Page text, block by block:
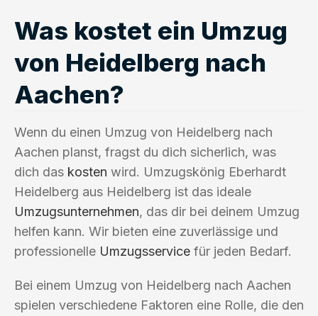
Was kostet ein Umzug
von Heidelberg nach
Aachen?
Wenn du einen Umzug von Heidelberg nach
Aachen planst, fragst du dich sicherlich, was
dich das kosten wird. Umzugskönig Eberhardt
Heidelberg aus Heidelberg ist das ideale
Umzugsunternehmen, das dir bei deinem Umzug
helfen kann. Wir bieten eine zuverlässige und
professionelle Umzugsservice für jeden Bedarf.
Bei einem Umzug von Heidelberg nach Aachen
spielen verschiedene Faktoren eine Rolle, die den